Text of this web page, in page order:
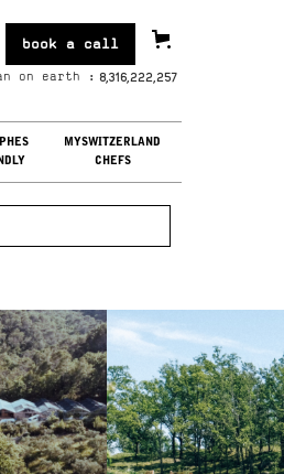
book a call
on earth : 8,316,222,259
MYSWITZERLAND
CHEFS